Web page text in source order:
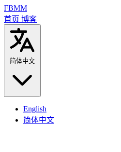
FBMM
首页 博客
简体中文
English
简体中文